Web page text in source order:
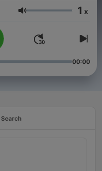
Volume 1 x
00:00
Search